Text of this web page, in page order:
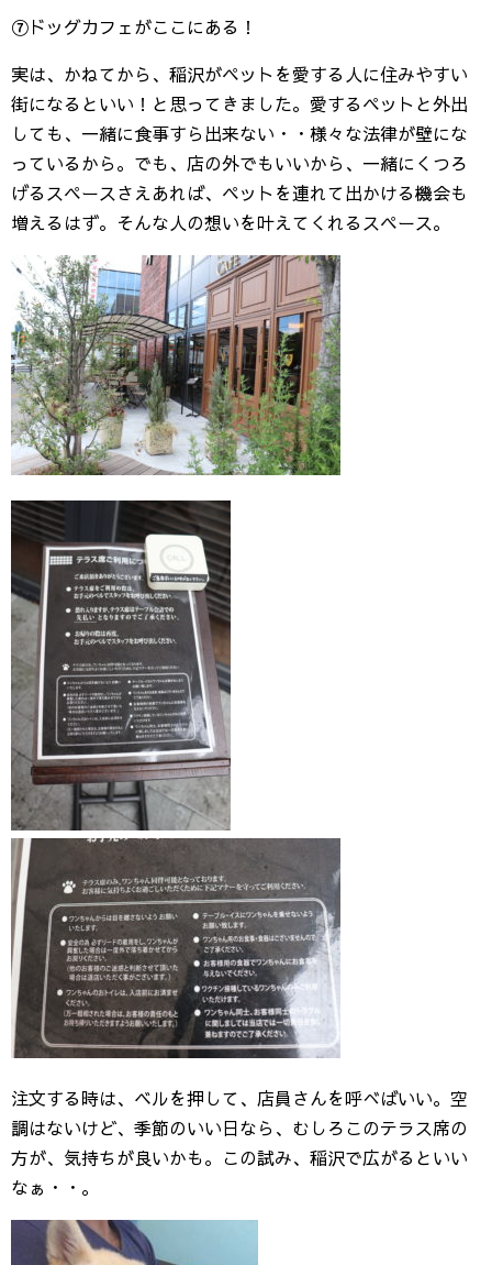
⑦ドッグカフェがここにある！
実は、かねてから、稲沢がペットを愛する人に住みやすい
街になるといい！と思ってきました。愛するペットと外出
しても、一緒に食事すら出来ない・・様々な法律が壁にな
っているから。でも、店の外でもいいから、一緒にくつろ
げるスペースさえあれば、ペットを連れて出かける機会も
増えるはず。そんな人の想いを叶えてくれるスペース。
注文する時は、ベルを押して、店員さんを呼べばいい。空
調はないけど、季節のいい日なら、むしろこのテラス席の
方が、気持ちが良いかも。この試み、稲沢で広がるといい
なぁ・・。